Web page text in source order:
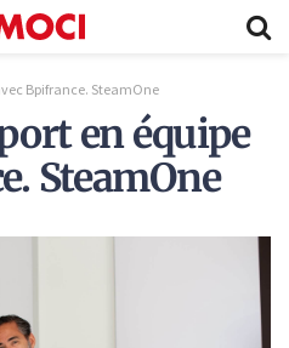
Bpifrance. SteamOne
en équipe
SteamOne